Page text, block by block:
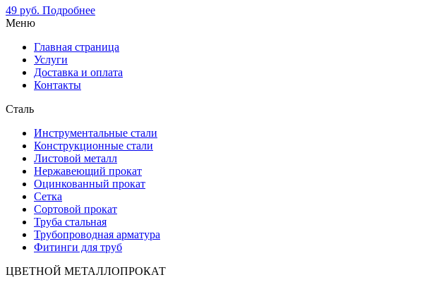
49 руб. Подробнее
Меню
Главная страница
Услуги
Доставка и оплата
Контакты
Сталь
Инструментальные стали
Конструкционные стали
Листовой металл
Нержавеющий прокат
Оцинкованный прокат
Сетка
Сортовой прокат
Труба стальная
Трубопроводная арматура
Фитинги для труб
ЦВЕТНОЙ МЕТАЛЛОПРОКАТ